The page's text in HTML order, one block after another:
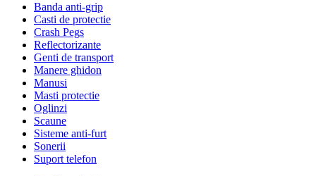
Banda anti-grip
Casti de protectie
Crash Pegs
Reflectorizante
Genti de transport
Manere ghidon
Manusi
Masti protectie
Oglinzi
Scaune
Sisteme anti-furt
Sonerii
Suport telefon